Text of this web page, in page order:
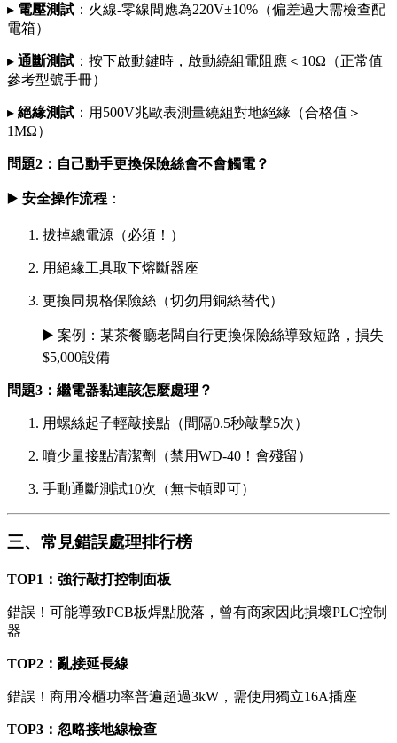
▸ 電壓測試 ：火線-零線間應為220V±10%（偏差過大需檢查配
電箱）
▸ 通斷測試 ：按下啟動鍵時，啟動繞組電阻應＜10Ω（正常值
參考型號手冊）
▸ 絕緣測試 ：用500V兆歐表測量繞組對地絕緣（合格值＞
1MΩ）
問題2：自己動手更換保險絲會不會觸電？
▶️ 安全操作流程 ：
拔掉總電源（必須！）
用絕緣工具取下熔斷器座
更換同規格保險絲（切勿用銅絲替代）
▶️ 案例：某茶餐廳老闆自行更換保險絲導致短路，損失
$5,000設備
問題3：繼電器黏連該怎麼處理？
用螺絲起子輕敲接點（間隔0.5秒敲擊5次）
噴少量接點清潔劑（禁用WD-40！會殘留）
手動通斷測試10次（無卡頓即可）
三、常見錯誤處理排行榜
TOP1：強行敲打控制面板
錯誤！可能導致PCB板焊點脫落，曾有商家因此損壞PLC控制
器
TOP2：亂接延長線
錯誤！商用冷櫃功率普遍超過3kW，需使用獨立16A插座
TOP3：忽略接地線檢查